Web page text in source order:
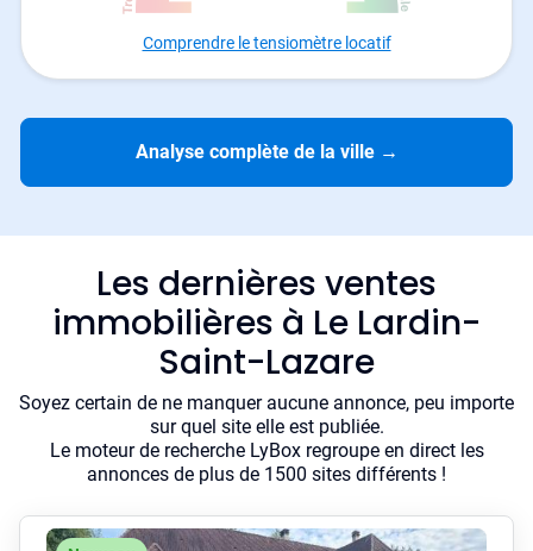
Comprendre le tensiomètre locatif
Analyse complète de la ville →
Les dernières ventes
immobilières à Le Lardin-
Saint-Lazare
Soyez certain de ne manquer aucune annonce, peu importe
sur quel site elle est publiée.
Le moteur de recherche LyBox regroupe en direct les
annonces de plus de 1500 sites différents !